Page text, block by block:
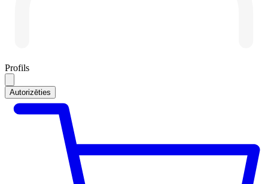
Profils
Autorizēties